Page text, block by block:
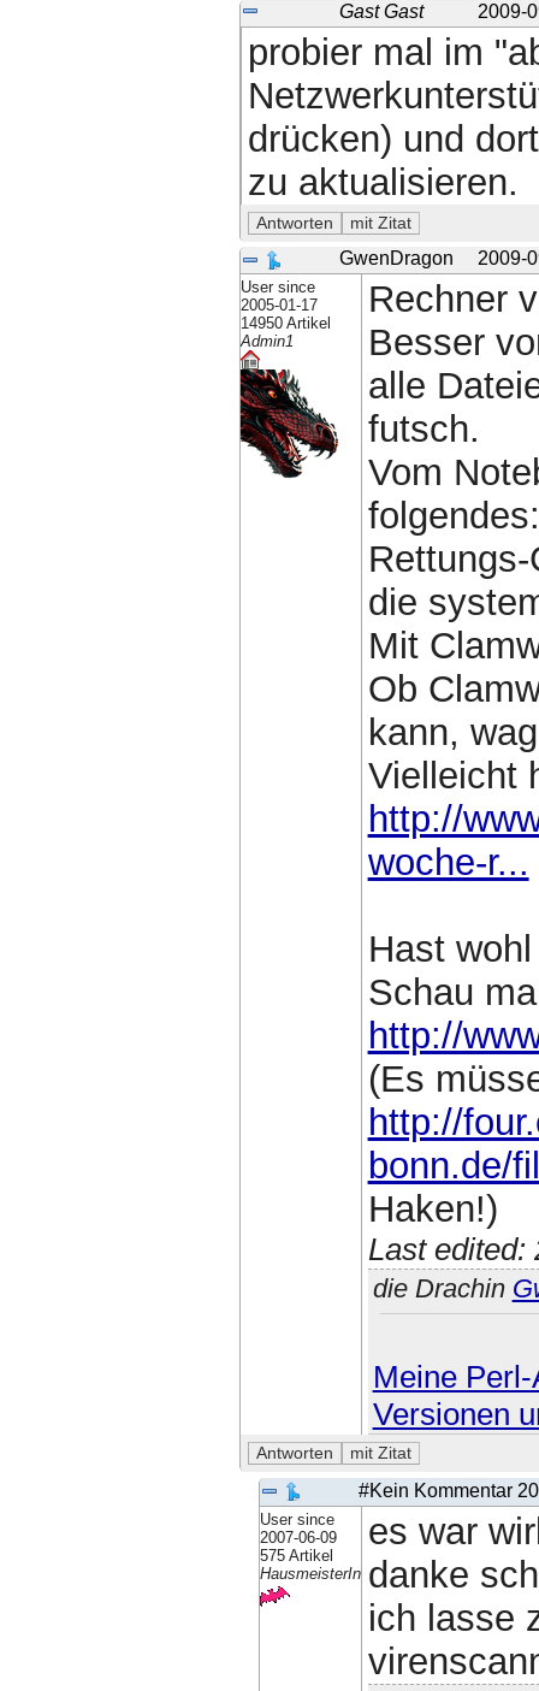
Gast Gast 2009-
probier mal im
drücken) und
zu aktualisieren.
GwenDragon 2009-
User since
2005-01-17
14950 Artikel
Admin1
Rechner
Besser
alle
futsch.
Vom
folgendes:
die
Mit
Ob
kann,
Vielleicht
http://
woche-r...
Hast
Schau
http://
(Es
http://
bonn.de/
Haken!)
Last edited:
die Drachin
Meine
Versionen
#Kein Kommentar
User since
2007-06-09
575 Artikel
HausmeisterIn
es war
danke
ich lasse